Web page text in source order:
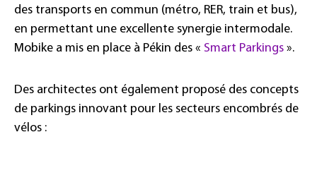
des transports en commun (métro, RER, train et bus),
en permettant une excellente synergie intermodale.
Mobike a mis en place à Pékin des « Smart Parkings ».
Des architectes ont également proposé des concepts
de parkings innovant pour les secteurs encombrés de
vélos :